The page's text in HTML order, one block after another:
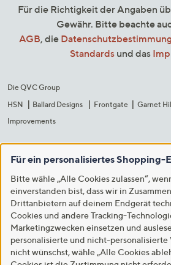
Für die Richtigkeit der Angaben
Gewähr. Bitte beachte
AGB, die
Standards und das
Die QVC Group
HSN
Ballard Designs Frontgate Garnet
Improvements
Für ein personalisiertes Shopping-
Bitte wähle „Alle Cookies zulassen“,
einverstanden bist, dass wir in
Drittanbietern auf deinem Endgerät
Cookies und andere Tracking-
Marketingzwecken einsetzen und
personalisierte und nicht-personalisierte
nicht wünschst, wähle „Alle Cookies